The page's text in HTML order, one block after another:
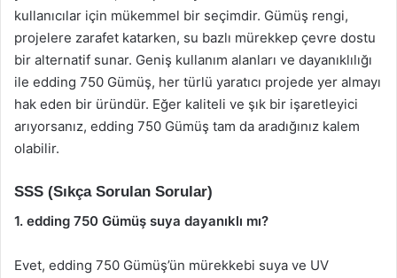
kullanıcılar için mükemmel bir seçimdir. Gümüş rengi,
projelere zarafet katarken, su bazlı mürekkep çevre dostu
bir alternatif sunar. Geniş kullanım alanları ve dayanıklılığı
ile edding 750 Gümüş, her türlü yaratıcı projede yer almayı
hak eden bir üründür. Eğer kaliteli ve şık bir işaretleyici
arıyorsanız, edding 750 Gümüş tam da aradığınız kalem
olabilir.
SSS (Sıkça Sorulan Sorular)
1. edding 750 Gümüş suya dayanıklı mı?
Evet, edding 750 Gümüş’ün mürekkebi suya ve UV